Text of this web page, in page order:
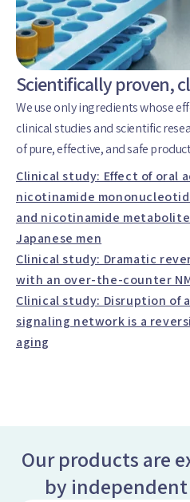
Scientifically proven,
We use only ingredients whose
clinical studies and scientific
of pure, effective, and safe
Clinical study: Effect of oral
nicotinamide
and nicotinamide
Japanese men
Clinical study: Dramatic
with an over-the-counter
Clinical study: Disruption of
signaling network is a
aging
Our products are
by